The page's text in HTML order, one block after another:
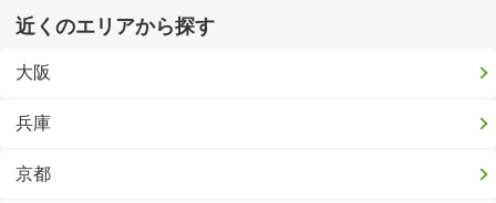
近くのエリアから探す
大阪
兵庫
京都